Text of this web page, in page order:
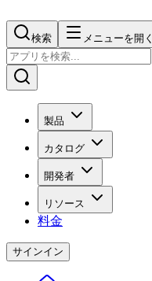
検索 メニューを開く
製品
カタログ
開発者
リソース
料金
サインイン